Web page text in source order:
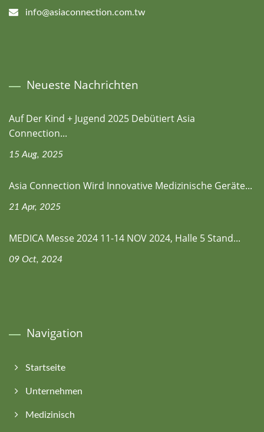
info@asiaconnection.com.tw
Neueste Nachrichten
Auf Der Kind + Jugend 2025 Debütiert Asia
Connection...
15 Aug, 2025
Asia Connection Wird Innovative Medizinische Geräte...
21 Apr, 2025
MEDICA Messe 2024 11-14 NOV 2024, Halle 5 Stand...
09 Oct, 2024
Navigation
Startseite
Unternehmen
Medizinisch